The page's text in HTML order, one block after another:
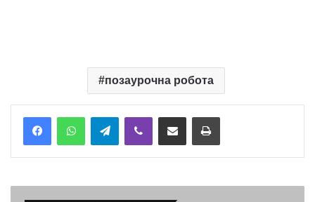
позаурочна робота
TelegramViber Надіслати електронною поштоюНадрукувати